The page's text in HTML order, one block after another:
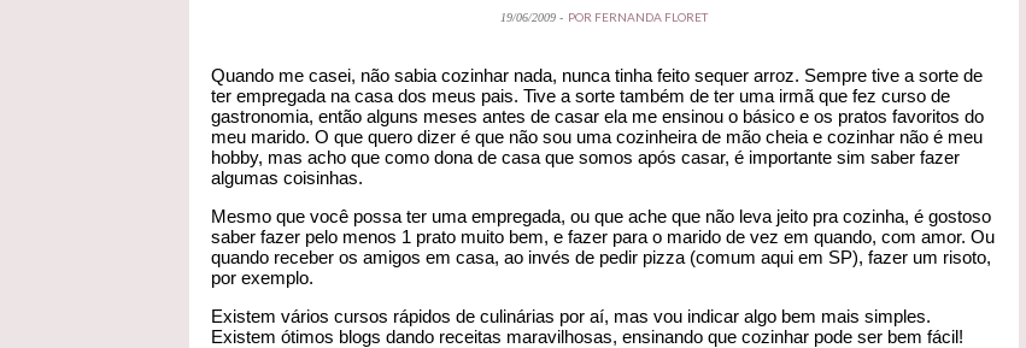
19/06/2009 - POR FERNANDA FLORET
Quando me casei, não sabia cozinhar nada, nunca tinha feito sequer arroz. Sempre tive a sorte de
ter empregada na casa dos meus pais. Tive a sorte também de ter uma irmã que fez curso de
gastronomia, então alguns meses antes de casar ela me ensinou o básico e os pratos favoritos do
meu marido. O que quero dizer é que não sou uma cozinheira de mão cheia e cozinhar não é meu
hobby, mas acho que como dona de casa que somos após casar, é importante sim saber fazer
algumas coisinhas.
Mesmo que você possa ter uma empregada, ou que ache que não leva jeito pra cozinha, é gostoso
saber fazer pelo menos 1 prato muito bem, e fazer para o marido de vez em quando, com amor. Ou
quando receber os amigos em casa, ao invés de pedir pizza (comum aqui em SP), fazer um risoto,
por exemplo.
Existem vários cursos rápidos de culinárias por aí, mas vou indicar algo bem mais simples.
Existem ótimos blogs dando receitas maravilhosas, ensinando que cozinhar pode ser bem fácil!